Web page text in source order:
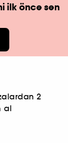
ilk önce sen
2
al